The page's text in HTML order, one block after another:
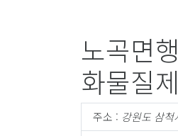
노곡면
화물질
주소 : 강원도 삼